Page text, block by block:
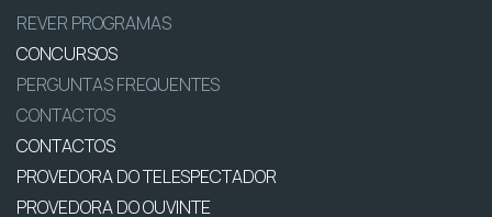
REVER PROGRAMAS
CONCURSOS
PERGUNTAS FREQUENTES
CONTACTOS
CONTACTOS
PROVEDORA DO TELESPECTADOR
PROVEDORA DO OUVINTE